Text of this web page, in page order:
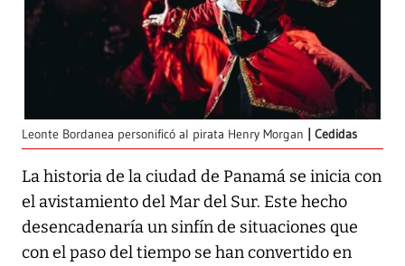
Leonte Bordanea personificó al pirata Henry Morgan Cedidas
La historia de la ciudad de Panamá se inicia con
el avistamiento del Mar del Sur. Este hecho
desencadenaría un sinfín de situaciones que
con el paso del tiempo se han convertido en